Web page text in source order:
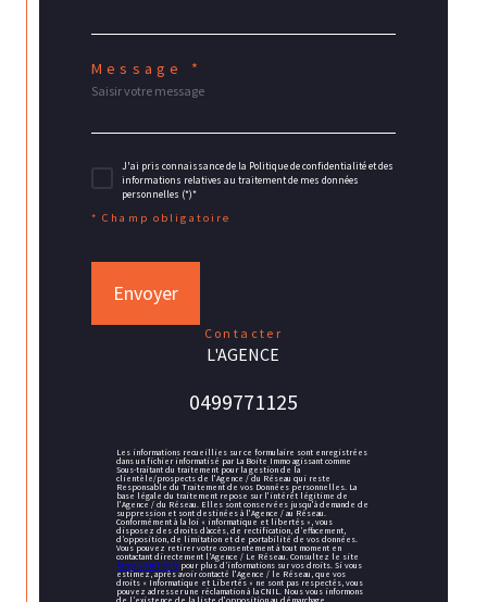
Message *
J'ai pris connaissance de la Politique de confidentialité et des
informations relatives au traitement de mes données
personnelles (*)*
* Champ obligatoire
Envoyer
contacter
L'AGENCE
0499771125
Les informations recueillies sur ce formulaire sont enregistrées
dans un fichier informatisé par La Boite Immo agissant comme
Sous-traitant du traitement pour la gestion de la
clientèle/prospects de l'Agence / du Réseau qui reste
Responsable du Traitement de vos Données personnelles. La
base légale du traitement repose sur l'intérêt légitime de
l'Agence / du Réseau. Elles sont conservées jusqu'à demande de
suppression et sont destinées à l'Agence / au Réseau.
Conformément à la loi « informatique et libertés », vous
disposez des droits d’accès, de rectification, d’effacement,
d’opposition, de limitation et de portabilité de vos données.
Vous pouvez retirer votre consentement à tout moment en
contactant directement l’Agence / Le Réseau. Consultez le site
https://cnil.fr/frpour plus d’informations sur vos droits. Si vous
estimez, après avoir contacté l'Agence / le Réseau, que vos
droits « Informatique et Libertés » ne sont pas respectés, vous
pouvez adresser une réclamation à la CNIL. Nous vous informons